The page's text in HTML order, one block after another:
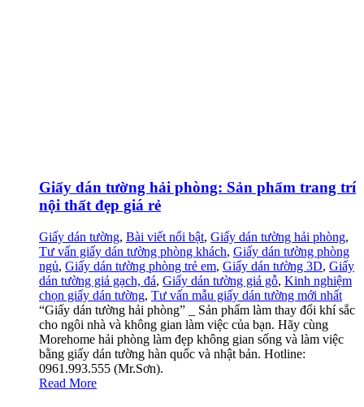
Giấy dán tường hải phòng: Sản phẩm trang trí
nội thất đẹp giá rẻ
Giấy dán tường, Bài viết nổi bật, Giấy dán tường hải phòng,
Tư vấn giấy dán tường phòng khách, Giấy dán tường phòng
ngủ, Giấy dán tường phòng trẻ em, Giấy dán tường 3D, Giấy
dán tường giả gạch, đá, Giấy dán tường giả gỗ, Kinh nghiệm
chọn giấy dán tường, Tư vấn mẫu giấy dán tường mới nhất
“Giấy dán tường hải phòng” _ Sản phẩm làm thay đổi khí sắc
cho ngôi nhà và không gian làm việc của bạn. Hãy cùng
Morehome hải phòng làm đẹp không gian sống và làm việc
bằng giấy dán tường hàn quốc và nhật bản. Hotline:
0961.993.555 (Mr.Sơn).
Read More